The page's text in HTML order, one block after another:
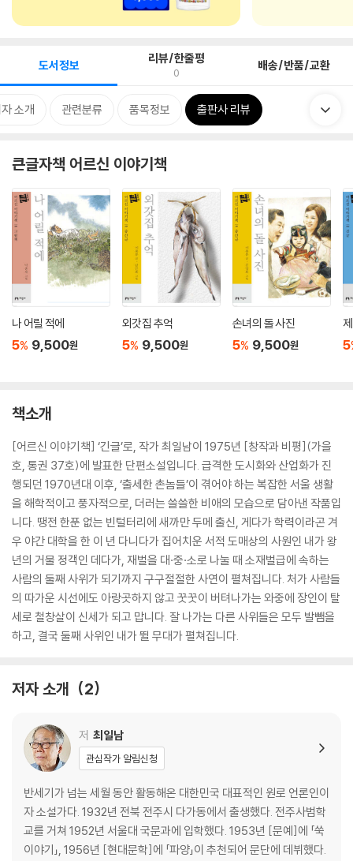
도서정보 리뷰/한줄평
0 배송/반품/교환
소개 관련분류 품목정보 출판사 리뷰
큰글자책 어르신 이야기책
나 어릴 적에
5% 9,500원
외갓집 추억
5% 9,500원
손녀의 돌 사진
5% 9,500원 5
책소개
[어르신 이야기책] ‘긴글’로, 작가 최일남이 1975년 [창작과 비평](가을
호, 통권 37호)에 발표한 단편소설입니다. 급격한 도시화와 산업화가 진
행되던 1970년대 이후, ‘출세한 촌놈들’이 겪어야 하는 복잡한 서울 생활
을 해학적이고 풍자적으로, 더러는 쓸쓸한 비애의 모습으로 담아낸 작품입
니다. 땡전 한푼 없는 빈털터리에 새까만 두메 출신, 게다가 학력이라곤 겨
우 야간 대학을 한 이 년 다니다가 집어치운 서적 도매상의 사원인 내가 왕
년의 거물 정객인 데다가, 재벌을 대·중·소로 나눌 때 소재벌급에 속하는
사람의 둘째 사위가 되기까지 구구절절한 사연이 펼쳐집니다. 처가 사람들
의 따가운 시선에도 아랑곳하지 않고 꿋꿋이 버텨나가는 와중에 장인이 탈
세로 철창살이 신세가 되고 맙니다. 잘 나가는 다른 사위들은 모두 발뺌을
하고, 결국 둘째 사위인 내가 뛸 무대가 펼쳐집니다.
저자 소개 2
저 최일남
관심작가 알림신청
반세기가 넘는 세월 동안 활동해온 대한민국 대표적인 원로 언론인이
자 소설가다. 1932년 전북 전주시 다가동에서 출생했다. 전주사범학
교를 거쳐 1952년 서울대 국문과에 입학했다. 1953년 [문예]에 「쑥
이야기」, 1956년 [현대문학]에 「파양」이 추천되어 문단에 데뷔했다.